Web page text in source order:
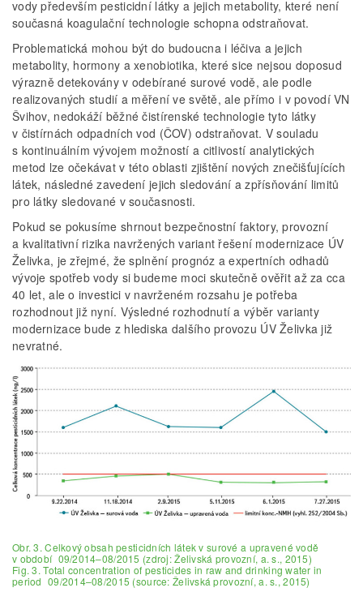
vody především pesticidní látky a jejich metabolity, které není
současná koagulační technologie schopna odstraňovat.
Problematická mohou být do budoucna i léčiva a jejich
metabolity, hormony a xenobiotika, které sice nejsou doposud
výrazně detekovány v odebírané surové vodě, ale podle
realizovaných studií a měření ve světě, ale přímo i v povodí VN
Švihov, nedokáží běžné čistírenské technologie tyto látky
v čistírnách odpadních vod (ČOV) odstraňovat. V souladu
s kontinuálním vývojem možností a citlivostí analytických
metod lze očekávat v této oblasti zjištění nových znečišťujících
látek, následné zavedení jejich sledování a zpřísňování limitů
pro látky sledované v současnosti.
Pokud se pokusíme shrnout bezpečnostní faktory, provozní
a kvalitativní rizika navržených variant řešení modernizace ÚV
Želivka, je zřejmé, že splnění prognóz a expertních odhadů
vývoje spotřeb vody si budeme moci skutečně ověřit až za cca
40 let, ale o investici v navrženém rozsahu je potřeba
rozhodnout již nyní. Výsledné rozhodnutí a výběr varianty
modernizace bude z hlediska dalšího provozu ÚV Želivka již
nevratné.
Obr. 3. Celkový obsah pesticidních látek v surové a upravené vodě
v období 09/2014–08/2015 (zdroj: Želivská provozní, a. s., 2015)
Fig. 3. Total concentration of pesticides in raw and drinking water in
period 09/2014–08/2015 (source: Želivská provozní, a. s., 2015)